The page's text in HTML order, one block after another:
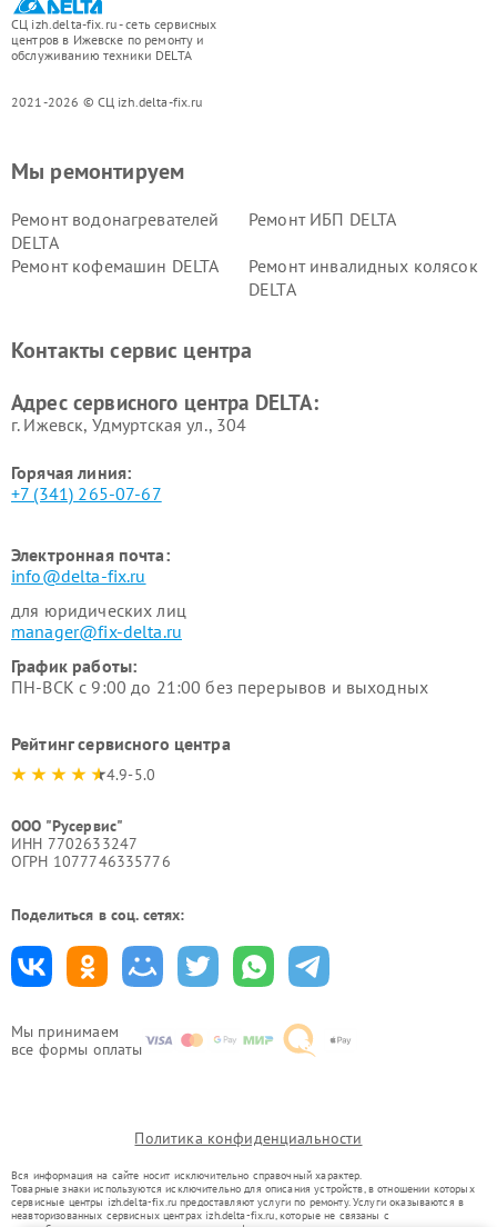
СЦ izh.delta-fix.ru - сеть сервисных
центров в Ижевске по ремонту и
обслуживанию техники DELTA
2021-2026 © СЦ izh.delta-fix.ru
Мы принимаем
все формы оплаты
Мы ремонтируем
Ремонт водонагревателей
DELTA
Ремонт ИБП DELTA
Ремонт кофемашин DELTA
Ремонт инвалидных колясок
DELTA
Контакты сервис центра
Адрес сервисного центра DELTA:
г. Ижевск, Удмуртская ул., 304
Горячая линия:
+7 (341) 265-07-67
Электронная почта:
info@delta-fix.ru
для юридических лиц
manager@fix-delta.ru
График работы:
ПН-ВСК с 9:00 до 21:00 без перерывов и выходных
Рейтинг сервисного центра
4.9-5.0
ООО "Русервис"
ИНН 7702633247
ОГРН 1077746335776
Поделиться в соц. сетях:
Политика конфиденциальности
Вся информация на сайте носит исключительно справочный характер.
Товарные знаки используются исключительно для описания устройств, в отношении которых
сервисные центры izh.delta-fix.ru предоставляют услуги по ремонту. Услуги оказываются в
неавторизованных сервисных центрах izh.delta-fix.ru, которые не связаны с